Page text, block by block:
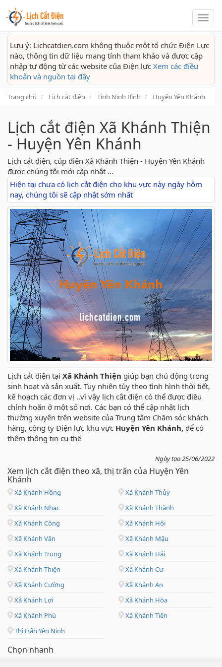
Lịch
cắt
Lưu ý: Lichcatdien.com không thuộc một tổ chức Điện Lực
nào, thông tin dữ liệu mang tính tham khảo và được cập
nhập tự động từ các website của Điện lực Xem các điều
khoản và nguồn tại đây
Trang chủ Lịch cắt điện Tỉnh Ninh Bình Huyện Yên Khánh
Lịch cắt điện Xã Khánh Thiện
- Huyện Yên Khánh
Lịch cắt điện, cúp điện Xã Khánh Thiện - Huyện Yên Khánh
được chúng tôi mới cập nhật ...
Hiện tại chưa có lịch cắt điện cho khu vực này ngày hôm
nay, chúng tôi sẽ cập nhật sớm nhất
Lịch cắt điện tại Xã Khánh Thiện giúp bạn chủ động trong
sinh hoạt và sản xuất. Tuy nhiên tùy theo tình hình thời tiết,
kế hoạch các đơn vị ..vì vậy lịch cắt điện có thể được điều
chỉnh hoãn ở một số nơi. Các bạn có thể cập nhật lịch
thường xuyên trên website của Trung tâm Chăm sóc khách
hàng, công ty Điện lực khu vực Huyện Yên Khánh, để có
thêm thông tin cụ thể
Ngày tạo 25/06/2022
Xem lịch cắt điện theo xã, thị trấn của Huyện Yên
Khánh
Xã Khánh Hồng
Xã Khánh Thủy
Xã Khánh Nhạc
Xã Khánh Thành
Xã Khánh Công
Xã Khánh Hội
Xã Khánh Vân
Xã Khánh Mậu
Xã Khánh Trung
Xã Khánh Hải
Xã Khánh Thiện
Xã Khánh Cư
Xã Khánh Cường
Xã Khánh An
Xã Khánh Lợi
Xã Khánh Hòa
Xã Khánh Phú
Xã Khánh Tiên
Thị trấn Yên Ninh
Chọn nhanh